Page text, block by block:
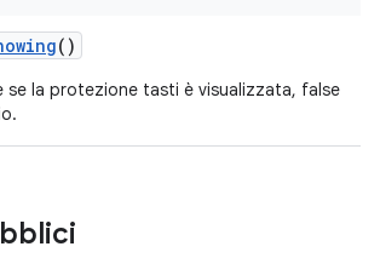
()
se la protezione tasti è visualizzata, false